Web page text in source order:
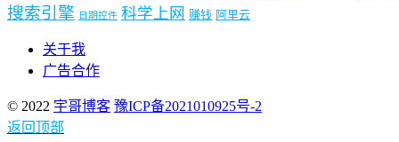
搜索引擎 日期控件 科学上网 赚钱 阿里云
关于我
广告合作
© 2022 宇哥博客 豫ICP备2021010925号-2
返回顶部